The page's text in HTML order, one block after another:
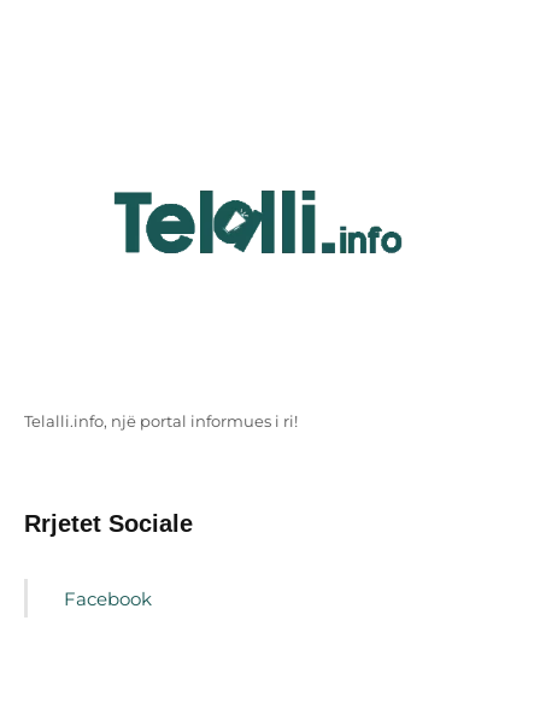
Telalli.info, një portal informues i ri!
Rrjetet Sociale
Facebook